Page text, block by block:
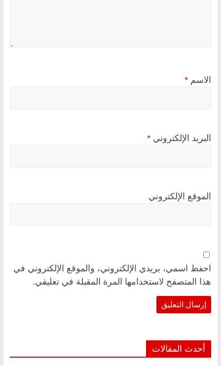
الاسم *
البريد الإلكتروني *
الموقع الإلكتروني
احفظ اسمي، بريدي الإلكتروني، والموقع الإلكتروني في
هذا المتصفح لاستخدامها المرة المقبلة في تعليقي.
أحدث المقالات